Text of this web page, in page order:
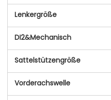
Lenkergröße
DI2&Mechanisch
Sattelstützengröße
Vorderachswelle